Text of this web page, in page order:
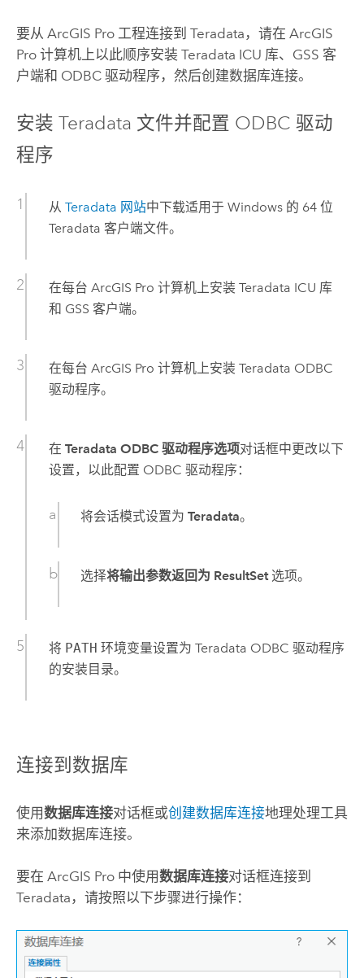
要从 ArcGIS Pro工程连接到 Teradata ，请在 ArcGIS
Pro计算机上以此顺序安装 Teradata ICU 库、GSS 客
户端和 ODBC 驱动程序，然后创建数据库连接。
安装 Teradata 文件并配置 ODBC 驱动
程序
从 Teradata 网站中下载适用于 Windows的 64 位
Teradata 客户端文件。
在每台 ArcGIS Pro 计算机上安装 Teradata ICU 库
和 GSS 客户端。
在每台 ArcGIS Pro 计算机上安装 Teradata ODBC
驱动程序。
在 Teradata ODBC 驱动程序选项对话框中更改以下
设置，以此配置 ODBC 驱动程序：
将会话模式设置为Teradata。
选择将输出参数返回为 ResultSet选项。
将 PATH 环境变量设置为 Teradata ODBC 驱动程序
的安装目录。
连接到数据库
使用数据库连接对话框或创建数据库连接地理处理工具
来添加数据库连接。
要在 ArcGIS Pro中使用数据库连接对话框连接到
Teradata ，请按照以下步骤进行操作：